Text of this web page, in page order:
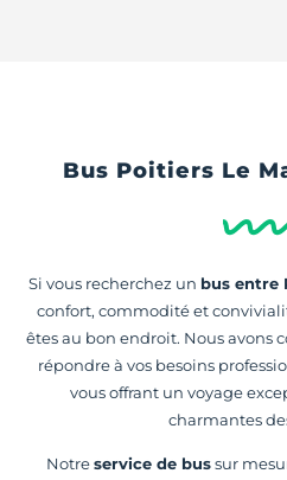
Bus Poitiers Le
Si vous recherchez un bus entre
confort, commodité et
êtes au bon endroit. Nous avons
répondre à vos besoins
vous offrant un voyage
charmantes
Notreservice de bussur